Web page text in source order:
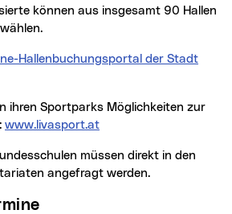
können aus insgesamt 90 Hallen
Hallenbuchungsportal der Stadt
ihren Sportparks Möglichkeiten zur
www.livasport.at
müssen direkt in den
angefragt werden.